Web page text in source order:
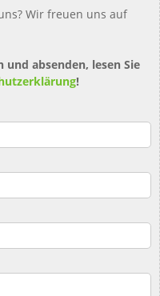
Wir freuen uns auf
und absenden, lesen Sie
!